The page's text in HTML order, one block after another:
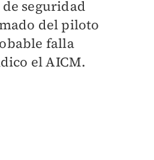
seguridad
del piloto
falla
el AICM.